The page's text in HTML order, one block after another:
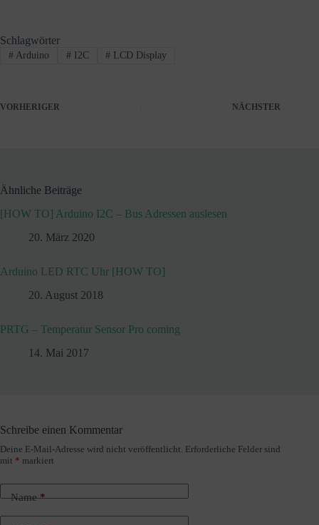
Schlagwörter
#Arduino #I2C # LCD Display
VORHERIGER NÄCHSTER
Ähnliche Beiträge
[HOW TO] Arduino I2C – Bus Adressen auslesen
20. März 2020
Arduino LED RTC Uhr [HOW TO]
20. August 2018
PRTG – Temperatur Sensor Pro coming
14. Mai 2017
Schreibe einen Kommentar
Deine E-Mail-Adresse wird nicht veröffentlicht. Erforderliche Felder sind
mit * markiert
Name*
A
l
e
r
n